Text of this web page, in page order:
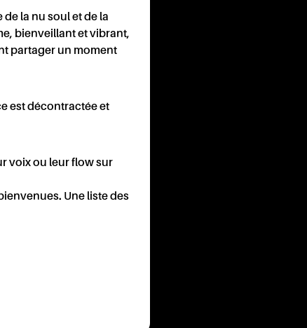
la nu soul et de la
bienveillant et vibrant,
partager un moment
est décontractée et
voix ou leur flow sur
Une liste des